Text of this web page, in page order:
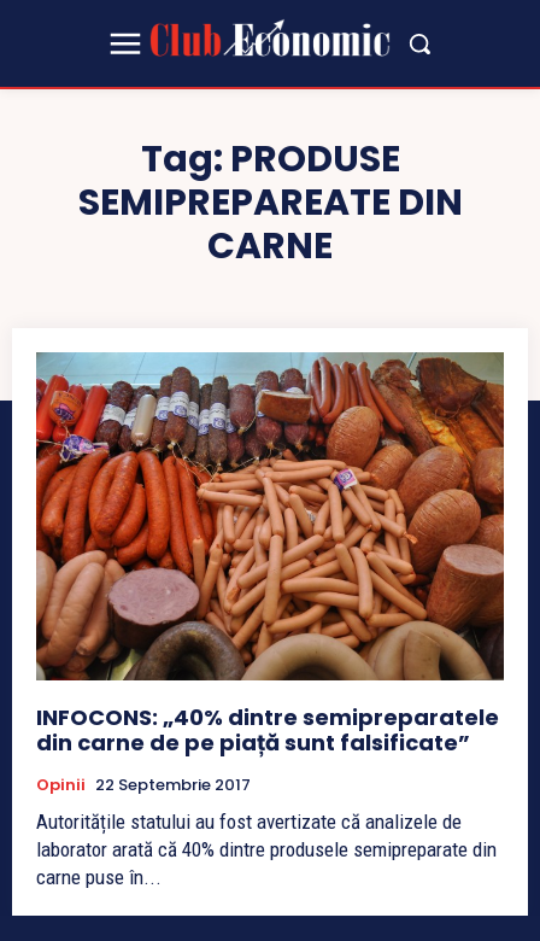
Tag: PRODUSE
SEMIPREPAREATE DIN
CARNE
INFOCONS: „40% dintre semipreparatele
din carne de pe piață sunt falsificate”
Opinii 22 Septembrie 2017
Autoritățile statului au fost avertizate că analizele de
laborator arată că 40% dintre produsele semipreparate din
carne puse în...